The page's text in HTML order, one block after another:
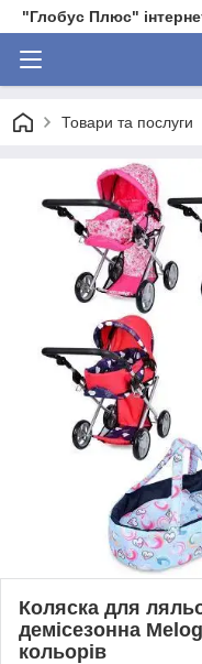
"Глобус Плюс"
Товари та послуги
Коляска для
демісезонна
кольорів